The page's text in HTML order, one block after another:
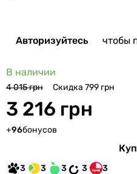
Авторизуйтесь чтобы
В наличии
4 015 грн Скидка 799 грн
3 216 грн
+96бонусов
3 3 3 3 3